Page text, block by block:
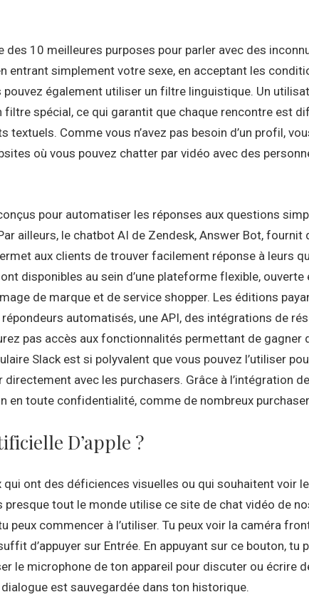
des 10 meilleures purposes pour parler avec des
entrant simplement votre sexe, en acceptant les
également utiliser un filtre linguistique. Un
filtre spécial, ce qui garantit que chaque rencontre est
Comme vous n’avez pas besoin d’un profil,
où vous pouvez chatter par vidéo avec des
pour automatiser les réponses aux questions
ailleurs, le chatbot AI de Zendesk, Answer Bot, fournit
aux clients de trouver facilement réponse à leurs
disponibles au sein d’une plateforme flexible,
de marque et de service shopper. Les éditions
automatisés, une API, des intégrations de
pas accès aux fonctionnalités permettant de gagner
Slack est si polyvalent que vous pouvez l’utiliser
avec les purchasers. Grâce à l’intégration
en toute confidentialité, comme de nombreux
D’apple ?
ont des déficiences visuelles ou qui souhaitent voir
presque tout le monde utilise ce site de chat vidéo de
commencer à l’utiliser. Tu peux voir la caméra
d’appuyer sur Entrée. En appuyant sur ce bouton,
le microphone de ton appareil pour discuter ou écrire
est sauvegardée dans ton historique.